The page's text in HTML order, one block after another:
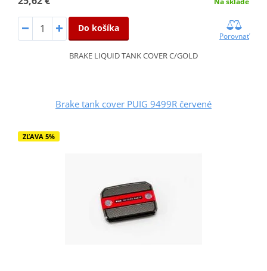
Do košíka
Porovnať
BRAKE LIQUID TANK COVER C/GOLD
Brake tank cover PUIG 9499R červené
ZĽAVA 5%